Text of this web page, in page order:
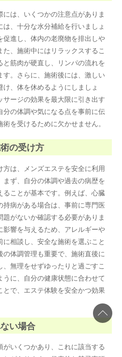
は、いくつかの注意点がありま
、十分な水分補給を行いましょ
促進し、体内の老廃物を排出しや
、施術中にはリラックスするこ
と筋肉が硬直し、リンパの流れを
。さらに、施術後には、激しい
、体を休めるようにしましょ
サージの効果を最大限に引き出す
分の体調や気になる点を事前に伝
を受けるために欠かせません。
の受け方
は、メンズエステを安全に利用
ず、自分の体調や過去の病歴を
ことが基本です。例えば、心臓
病がある場合は、事前に専門医
がないか確認する必要がありま
響を与えるため、アレルギーや
相談し、安全な施術を選ぶこと
体調管理も重要で、施術直後に
無理をせずゆったりと過ごすこ
に、自分の健康状態に合わせて
で、エステ体験を安全かつ効果
い場合
いくつかあり、これに該当する